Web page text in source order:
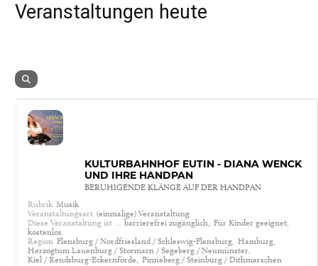
Veranstaltungen heute
KULTURBAHNHOF EUTIN - DIANA WENCK
UND IHRE HANDPAN
BERUHIGENDE KLÄNGE AUF DER HANDPAN
Rubrik Musik
Veranstaltungsart (einmalige) Veranstaltung
Diese Veranstaltung ist … barrierefrei zugänglich, Für Kinder geeignet,
kostenlos
Region Flensburg / Nordfriesland / Schleswig-Flensburg, Hamburg,
Herzogtum Lauenburg / Stormarn / Segeberg / Neumünster,
Kiel / Rendsburg-Eckernförde, Pinneberg / Steinburg / Dithmarschen